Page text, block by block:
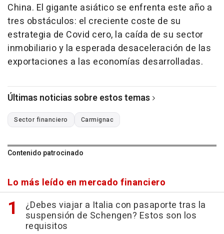
China. El gigante asiático se enfrenta este año a
tres obstáculos: el creciente coste de su
estrategia de Covid cero, la caída de su sector
inmobiliario y la esperada desaceleración de las
exportaciones a las economías desarrolladas.
Últimas noticias sobre estos temas
Sector financiero Carmignac
Contenido patrocinado
Lo más leído en mercado financiero
¿Debes viajar a Italia con pasaporte tras la
suspensión de Schengen? Estos son los
requisitos